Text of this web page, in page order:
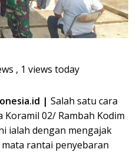
, 1 views today
| Salah satu cara
02/ Rambah Kodim
ialah dengan mengajak
rantai penyebaran